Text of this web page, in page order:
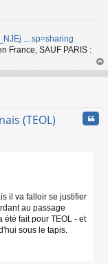
... sp=sharing
France, SAUF PARIS :
au
(TEOL)
il va falloir se justifier
au passage
fait pour TEOL - et
sous le tapis.